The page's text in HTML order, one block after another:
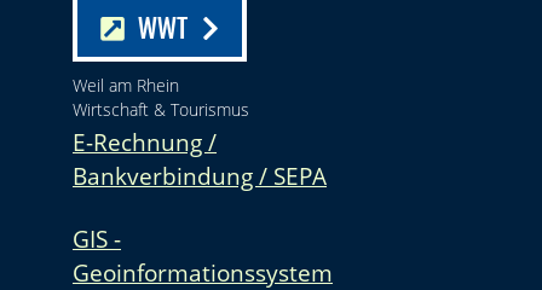
WWT
Weil am Rhein
Wirtschaft & Tourismus
E-Rechnung /
Bankverbindung / SEPA
GIS -
Geoinformationssystem